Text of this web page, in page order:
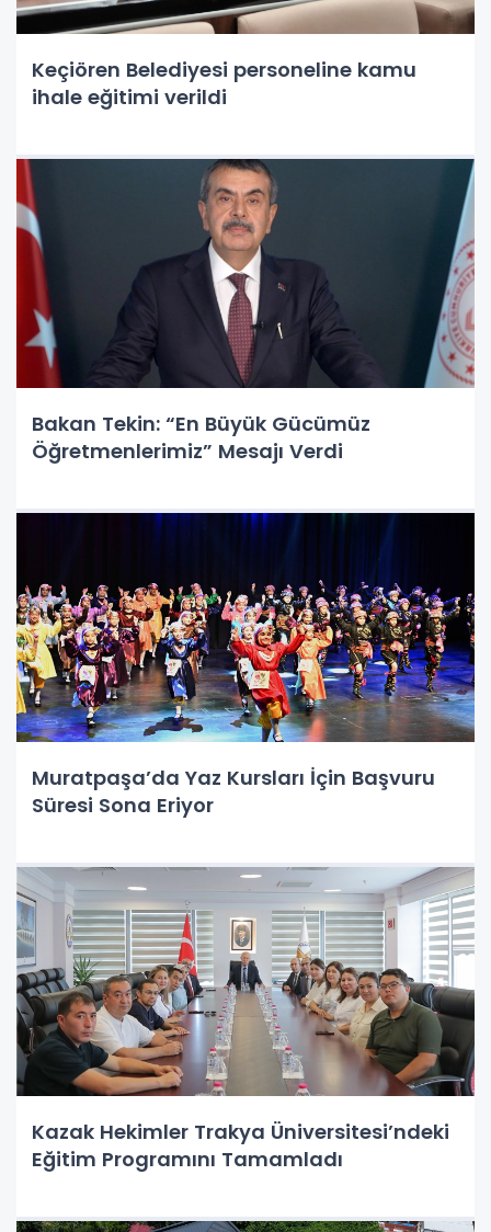
Keçiören Belediyesi personeline kamu
ihale eğitimi verildi
Bakan Tekin: “En Büyük Gücümüz
Öğretmenlerimiz” Mesajı Verdi
Muratpaşa’da Yaz Kursları İçin Başvuru
Süresi Sona Eriyor
Kazak Hekimler Trakya Üniversitesi’ndeki
Eğitim Programını Tamamladı